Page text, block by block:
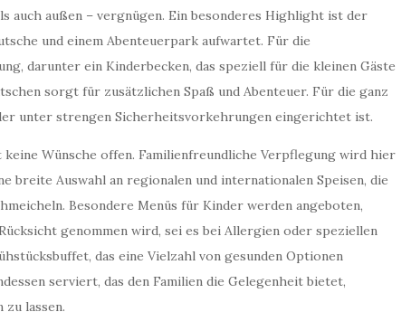
auch außen – vergnügen. Ein besonderes Highlight ist der
und einem Abenteuerpark aufwartet. Für die
darunter ein Kinderbecken, das speziell für die kleinen Gäste
sorgt für zusätzlichen Spaß und Abenteuer. Für die ganz
unter strengen Sicherheitsvorkehrungen eingerichtet ist.
Wünsche offen. Familienfreundliche Verpflegung wird hier
Auswahl an regionalen und internationalen Speisen, die
Besondere Menüs für Kinder werden angeboten,
genommen wird, sei es bei Allergien oder speziellen
das eine Vielzahl von gesunden Optionen
serviert, das den Familien die Gelegenheit bietet,
zu lassen.